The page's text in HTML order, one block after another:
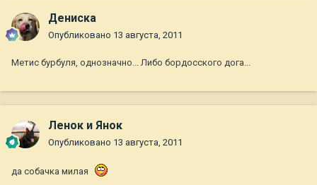
Дениска
Опубликовано 13 августа, 2011
Метис бурбуля, однозначно... Либо бордосского дога...
Ленок и Янок
Опубликовано 13 августа, 2011
да собачка милая